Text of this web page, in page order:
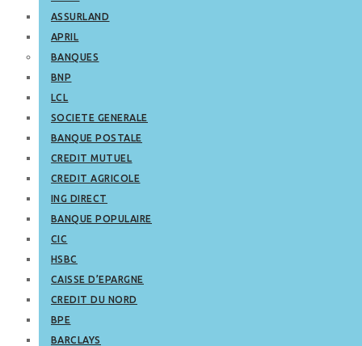
ASSURLAND
APRIL
BANQUES
BNP
LCL
SOCIETE GENERALE
BANQUE POSTALE
CREDIT MUTUEL
CREDIT AGRICOLE
ING DIRECT
BANQUE POPULAIRE
CIC
HSBC
CAISSE D’EPARGNE
CREDIT DU NORD
BPE
BARCLAYS